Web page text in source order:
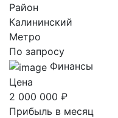
Район
Калининский
Метро
По запросу
Финансы
Цена
2 000 000 ₽
Прибыль в месяц